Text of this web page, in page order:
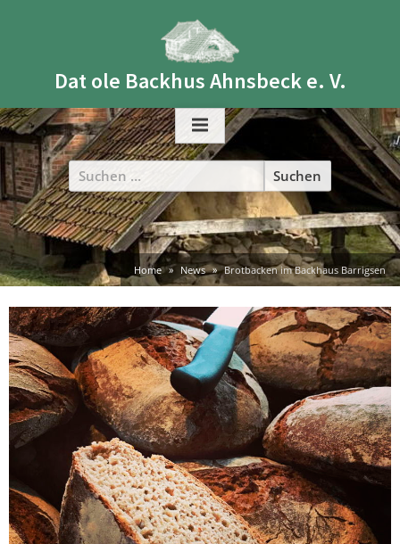
Dat ole Backhus Ahnsbeck e. V.
Suchen
nach:
Home News Brotbacken im Backhaus Barrigsen